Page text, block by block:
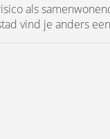
als
vind je anders